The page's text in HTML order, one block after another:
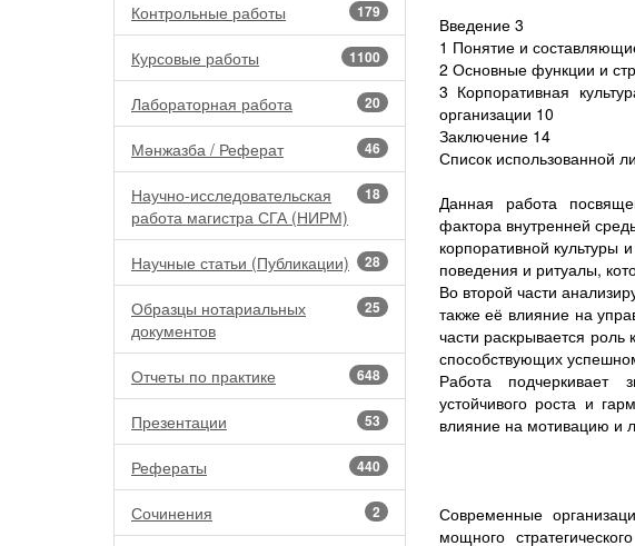
179
Контрольные работы
1100
Курсовые работы
20
Лабораторная работа
46
Мәнжазба / Реферат
18
Научно-исследовательская
работа магистра СГА (НИРМ)
28
Научные статьи (Публикации)
25
Образцы нотариальных
документов
648
Отчеты по практике
53
Презентации
440
Рефераты
2
Сочинения
Введение 3
1 Понятие и
2 Основные функции и
3 Корпоративная
организации 10
Заключение 14
Список использованной
Данная работа
фактора внутренней
корпоративной
поведения и ритуалы,
Во второй части
также её влияние на
части раскрывается роль
способствующих
Работа подчеркивает
устойчивого роста и
влияние на мотивацию и
Современные
мощного